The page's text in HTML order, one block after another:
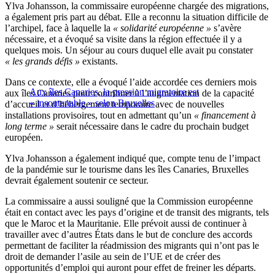
Ylva Johansson, la commissaire européenne chargée des migrations,
a également pris part au débat. Elle a reconnu la situation difficile de
l’archipel, face à laquelle la « solidarité européenne » s’avère
nécessaire, et a évoqué sa visite dans la région effectuée il y a
quelques mois. Un séjour au cours duquel elle avait pu constater
« les grands défis » existants.
Aux îles Canaries, la pression migratoire est
« insoutenable » selon Bruxelles
Dans ce contexte, elle a évoqué l’aide accordée ces derniers mois
aux îles Canaries pour contribuer à l’augmentation de la capacité
d’accueil et d’hébergement temporaire avec de nouvelles
installations provisoires, tout en admettant qu’un « financement à
long terme » serait nécessaire dans le cadre du prochain budget
européen.
Ylva Johansson a également indiqué que, compte tenu de l’impact
de la pandémie sur le tourisme dans les îles Canaries, Bruxelles
devrait également soutenir ce secteur.
La commissaire a aussi souligné que la Commission européenne
était en contact avec les pays d’origine et de transit des migrants, tels
que le Maroc et la Mauritanie. Elle prévoit aussi de continuer à
travailler avec d’autres États dans le but de conclure des accords
permettant de faciliter la réadmission des migrants qui n’ont pas le
droit de demander l’asile au sein de l’UE et de créer des
opportunités d’emploi qui auront pour effet de freiner les départs.